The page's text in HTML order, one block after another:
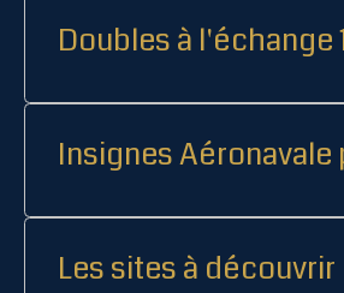
Doubles à l'échange
Insignes
Les sites à découvrir